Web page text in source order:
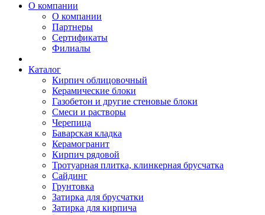
О компании
О компании
Партнеры
Сертификаты
Филиалы
Каталог
Кирпич облицовочный
Керамические блоки
Газобетон и другие стеновые блоки
Смеси и растворы
Черепица
Баварская кладка
Керамогранит
Кирпич рядовой
Тротуарная плитка, клинкерная брусчатка
Сайдинг
Грунтовка
Затирка для брусчатки
Затирка для кирпича